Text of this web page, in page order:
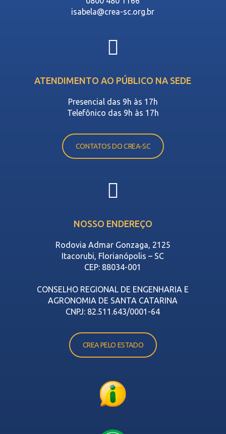
isabela@crea-sc.org.br
ATENDIMENTO AO PÚBLICO NA SEDE
Presencial das 9h às 17h
Telefônico das 9h às 17h
CONTATOS DO CREA-SC
NOSSO ENDEREÇO
Rodovia Admar Gonzaga, 2125
Itacorubi, Florianópolis – SC
CEP: 88034-001
CONSELHO REGIONAL DE ENGENHARIA E
AGRONOMIA DE SANTA CATARINA
CNPJ: 82.511.643/0001-64
CREA PELO ESTADO